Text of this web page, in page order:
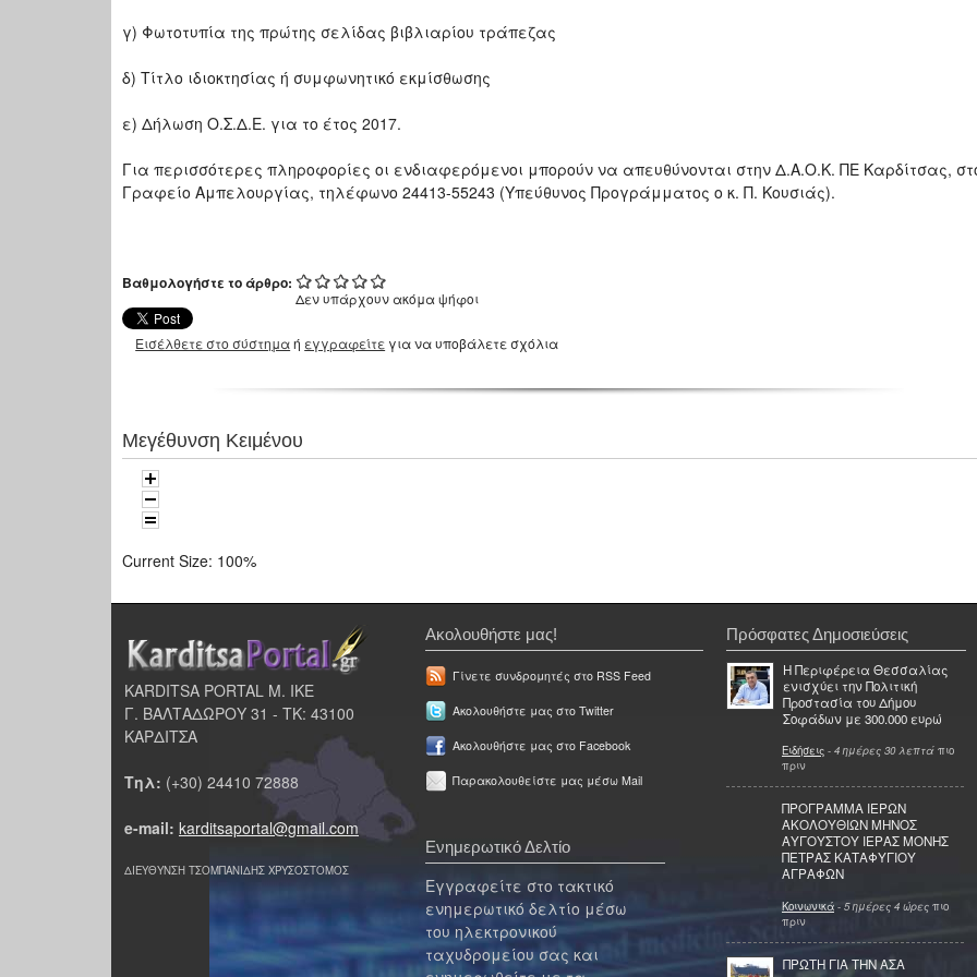
γ) Φωτοτυπία της πρώτης σελίδας βιβλιαρίου τράπεζας
δ) Τίτλο ιδιοκτησίας ή συμφωνητικό εκμίσθωσης
ε) Δήλωση Ο.Σ.Δ.Ε. για το έτος 2017.
Για περισσότερες πληροφορίες οι ενδιαφερόμενοι μπορούν να απευθύνονται στην Δ.Α.Ο.Κ. ΠΕ Καρδίτσας,
Γραφείο Αμπελουργίας, τηλέφωνο 24413-55243 (Υπεύθυνος Προγράμματος ο κ. Π. Κουσιάς).
Βαθμολογήστε το άρθρο:
Δεν υπάρχουν ακόμα ψήφοι
Εισέλθετε στο σύστημαή εγγραφείτε για να υποβάλετε σχόλια
Μεγέθυνση Κειμένου
Current Size: 100%
KARDITSA PORTAL Μ. ΙΚΕ
Γ. ΒΑΛΤΑΔΩΡΟΥ 31 - ΤΚ: 43100
ΚΑΡΔΙΤΣΑ
Τηλ: (+30) 24410 72888
e-mail: karditsaportal@gmail.com
ΔΙΕΥΘΥΝΣΗ ΤΣΟΜΠΑΝΙΔΗΣ ΧΡΥΣΟΣΤΟΜΟΣ
Ακολουθήστε μας!
Γίνετε συνδρομητές στο RSS Feed
Ακολουθήστε μας στο Twitter
Ακολουθήστε μας στο Facebook
Παρακολουθείστε μας μέσω Mail
Ενημερωτικό Δελτίο
Εγγραφείτε στο τακτικό
ενημερωτικό δελτίο μέσω
του ηλεκτρονικού
ταχυδρομείου σας και
Πρόσφατες Δημοσιεύσεις
Η Περιφέρεια Θεσσαλίας
ενισχύει την Πολιτική
Προστασία του Δήμου
Σοφάδων με 300.000 ευρώ
Ειδήσεις - 4 ημέρες 30 λεπτά πιο
πριν
ΠΡΟΓΡΑΜΜΑ ΙΕΡΩΝ
ΑΚΟΛΟΥΘΙΩΝ ΜΗΝΟΣ
ΑΥΓΟΥΣΤΟΥ ΙΕΡΑΣ ΜΟΝΗΣ
ΠΕΤΡΑΣ ΚΑΤΑΦΥΓΙΟΥ
ΑΓΡΑΦΩΝ
Κοινωνικά - 5 ημέρες 4 ώρες πιο
πριν
ΠΡΩΤΗ ΓΙΑ ΤΗΝ ΑΣΑ